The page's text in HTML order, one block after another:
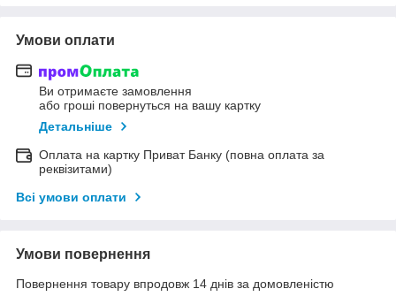
Умови оплати
Ви отримаєте замовлення
або гроші повернуться на вашу картку
Детальніше
Оплата на картку Приват Банку (повна оплата за
реквізитами)
Всі умови оплати
Умови повернення
Повернення товару впродовж 14 днів за домовленістю